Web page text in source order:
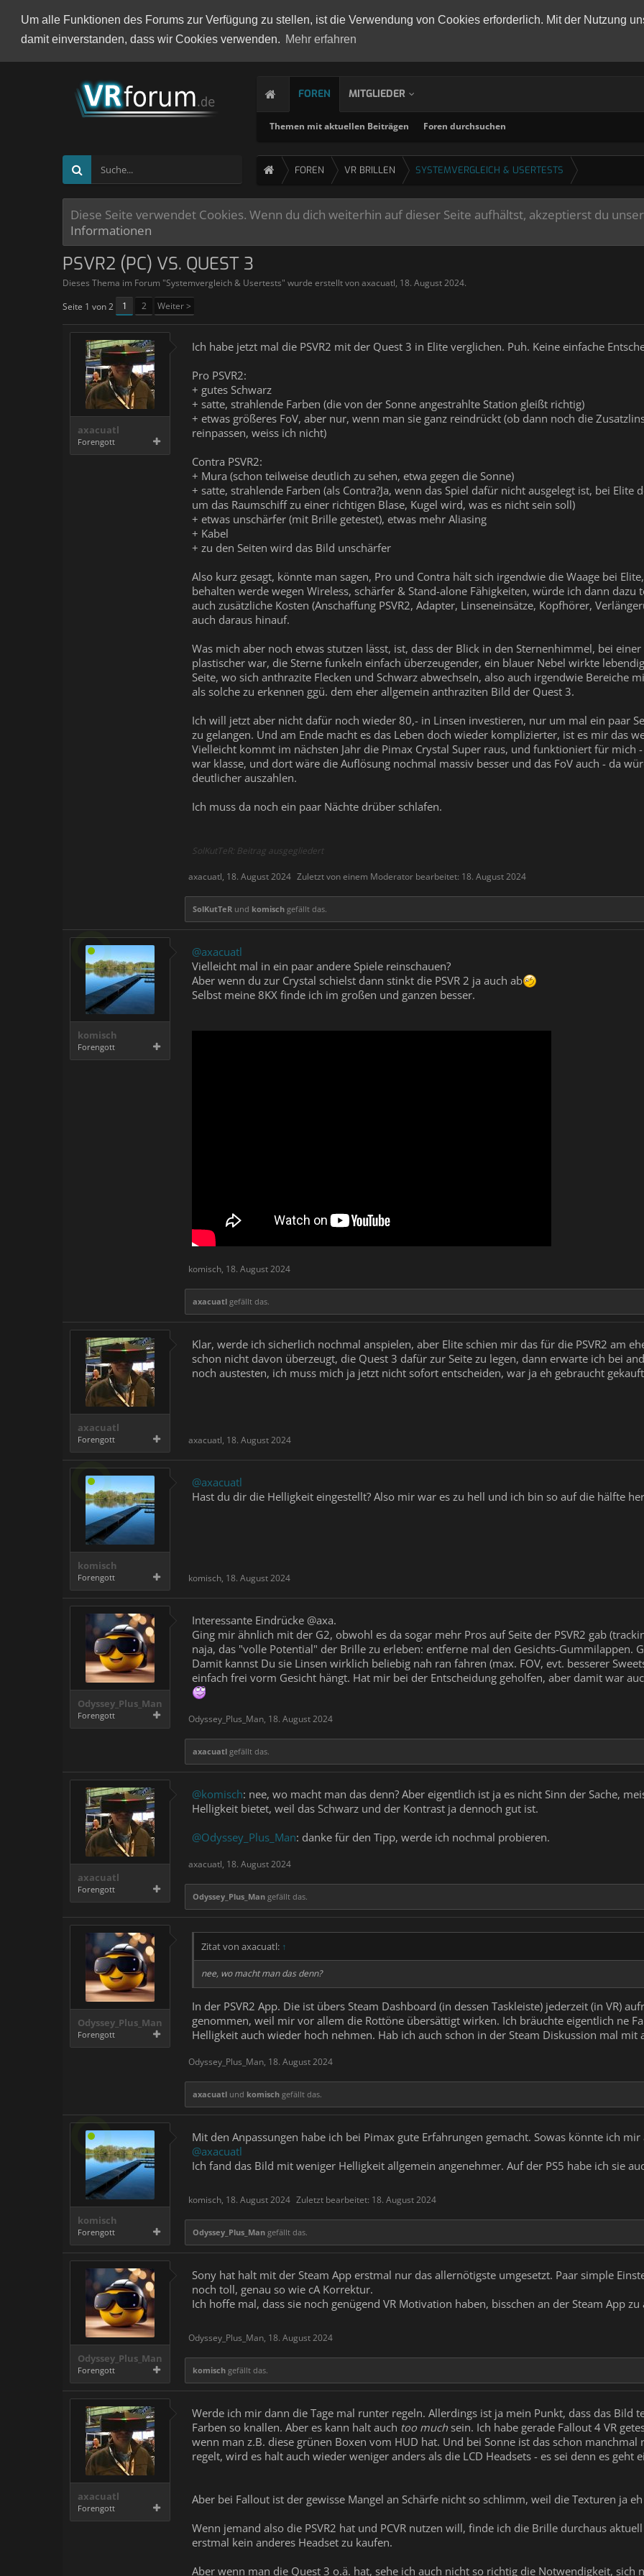
Um alle Funktionen des Forums zur Verfügung zu stellen, ist die Verwendung von Cookies erforderlich. Mit der Nutzung
damit einverstanden, dass wir Cookies verwenden. Mehr erfahren
FOREN
Themen mit aktuellen Beiträgen Foren durchsuchen
MITGLIEDER
FOREN VR BRILLEN SYSTEMVERGLEICH & USERTESTS
Diese Seite verwendet Cookies. Wenn du dich weiterhin auf dieser Seite aufhältst, akzeptierst du
Informationen
PSVR2 (PC) VS. QUEST 3
Dieses Thema im Forum "Systemvergleich & Usertests" wurde erstellt vonaxacuatl, 18. August 2024.
Seite 1 von 2
1 2 Weiter >
axacuatl
Forengott
Ich habe jetzt mal die PSVR2 mit der Quest 3 in Elite verglichen. Puh. Keine einfache
Pro PSVR2:
+ gutes Schwarz
+ satte, strahlende Farben (die von der Sonne angestrahlte Station gleißt richtig)
+ etwas größeres FoV, aber nur, wenn man sie ganz reindrückt (ob dann noch die
reinpassen, weiss ich nicht)
Contra PSVR2:
+ Mura (schon teilweise deutlich zu sehen, etwa gegen die Sonne)
+ satte, strahlende Farben (als Contra?Ja, wenn das Spiel dafür nicht ausgelegt ist, bei
um das Raumschiff zu einer richtigen Blase, Kugel wird, was es nicht sein soll)
+ etwas unschärfer (mit Brille getestet), etwas mehr Aliasing
+ Kabel
+ zu den Seiten wird das Bild unschärfer
Also kurz gesagt, könnte man sagen, Pro und Contra hält sich irgendwie die Waage bei
behalten werde wegen Wireless, schärfer & Stand-alone Fähigkeiten, würde ich dann
auch zusätzliche Kosten (Anschaffung PSVR2, Adapter, Linseneinsätze, Kopfhörer,
auch daraus hinauf.
Was mich aber noch etwas stutzen lässt, ist, dass der Blick in den Sternenhimmel, bei
plastischer war, die Sterne funkeln einfach überzeugender, ein blauer Nebel wirkte
Seite, wo sich anthrazite Flecken und Schwarz abwechseln, also auch irgendwie Bereiche
als solche zu erkennen ggü. dem eher allgemein anthraziten Bild der Quest 3.
Ich will jetzt aber nicht dafür noch wieder 80,- in Linsen investieren, nur um mal ein paar
zu gelangen. Und am Ende macht es das Leben doch wieder komplizierter, ist es mir das
Vielleicht kommt im nächsten Jahr die Pimax Crystal Super raus, und funktioniert für mich
war klasse, und dort wäre die Auflösung nochmal massiv besser und das FoV auch - da
deutlicher auszahlen.
Ich muss da noch ein paar Nächte drüber schlafen.
SolKutTeR: Beitrag ausgegliedert
axacuatl, 18. August 2024 Zuletzt von einem Moderator bearbeitet: 18. August 2024
SolKutTeR und komisch gefällt das.
komisch
Forengott
@axacuatl
Vielleicht mal in ein paar andere Spiele reinschauen?
Aber wenn du zur Crystal schielst dann stinkt die PSVR 2 ja auch ab
Selbst meine 8KX finde ich im großen und ganzen besser.
komisch, 18. August 2024
axacuatl gefällt das.
axacuatl
Forengott
Klar, werde ich sicherlich nochmal anspielen, aber Elite schien mir das für die PSVR2 am
schon nicht davon überzeugt, die Quest 3 dafür zur Seite zu legen, dann erwarte ich bei
noch austesten, ich muss mich ja jetzt nicht sofort entscheiden, war ja eh gebraucht
axacuatl, 18. August 2024
komisch
Forengott
@axacuatl
Hast du dir die Helligkeit eingestellt? Also mir war es zu hell und ich bin so auf die hälfte
komisch, 18. August 2024
Odyssey_Plus_Man
Forengott
Interessante Eindrücke @axa.
Ging mir ähnlich mit der G2, obwohl es da sogar mehr Pros auf Seite der PSVR2 gab
naja, das "volle Potential" der Brille zu erleben: entferne mal den Gesichts-Gummilappen.
Damit kannst Du sie Linsen wirklich beliebig nah ran fahren (max. FOV, evt. besserer
einfach frei vorm Gesicht hängt. Hat mir bei der Entscheidung geholfen, aber damit war
Odyssey_Plus_Man, 18. August 2024
axacuatl gefällt das.
axacuatl
Forengott
@komisch: nee, wo macht man das denn? Aber eigentlich ist ja es nicht Sinn der Sache,
Helligkeit bietet, weil das Schwarz und der Kontrast ja dennoch gut ist.
@Odyssey_Plus_Man: danke für den Tipp, werde ich nochmal probieren.
axacuatl, 18. August 2024
Odyssey_Plus_Man gefällt das.
Odyssey_Plus_Man
Forengott
Zitat von axacuatl: ↑
nee, wo macht man das denn?
In der PSVR2 App. Die ist übers Steam Dashboard (in dessen Taskleiste) jederzeit (in VR)
genommen, weil mir vor allem die Rottöne übersättigt wirken. Ich bräuchte eigentlich ne
Helligkeit auch wieder hoch nehmen. Hab ich auch schon in der Steam Diskussion mal mit
Odyssey_Plus_Man, 18. August 2024
axacuatl und komisch gefällt das.
komisch
Forengott
Mit den Anpassungen habe ich bei Pimax gute Erfahrungen gemacht. Sowas könnte ich
@axacuatl
Ich fand das Bild mit weniger Helligkeit allgemein angenehmer. Auf der PS5 habe ich sie
komisch, 18. August 2024 Zuletzt bearbeitet: 18. August 2024
Odyssey_Plus_Man gefällt das.
Odyssey_Plus_Man
Forengott
Sony hat halt mit der Steam App erstmal nur das allernötigste umgesetzt. Paar simple
noch toll, genau so wie cA Korrektur.
Ich hoffe mal, dass sie noch genügend VR Motivation haben, bisschen an der Steam App
Odyssey_Plus_Man, 18. August 2024
komisch gefällt das.
axacuatl
Forengott
Werde ich mir dann die Tage mal runter regeln. Allerdings ist ja mein Punkt, dass das Bild
Farben so knallen. Aber es kann halt auch too muchsein. Ich habe gerade Fallout 4 VR
wenn man z.B. diese grünen Boxen vom HUD hat. Und bei Sonne ist das schon
regelt, wird es halt auch wieder weniger anders als die LCD Headsets - es sei denn es geht
Aber bei Fallout ist der gewisse Mangel an Schärfe nicht so schlimm, weil die Texturen ja
Wenn jemand also die PSVR2 hat und PCVR nutzen will, finde ich die Brille durchaus
erstmal kein anderes Headset zu kaufen.
Aber wenn man die Quest 3 o.ä. hat, sehe ich auch nicht so richtig die Notwendigkeit, sich